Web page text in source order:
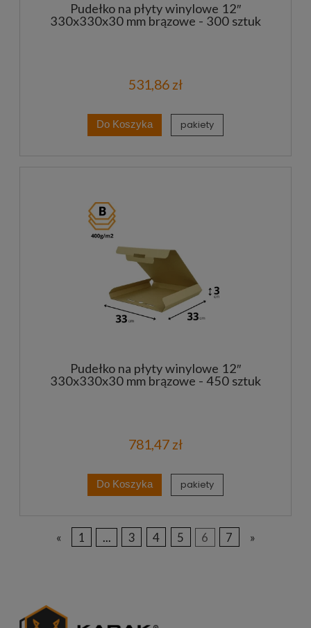
Pudełko na płyty winylowe 12″
330x330x30 mm brązowe - 300 sztuk
531,86 zł
Do Koszyka pakiety
Pudełko na płyty winylowe 12″
330x330x30 mm brązowe - 450 sztuk
781,47 zł
Do Koszyka pakiety
« 1 ... 3 4 5 6 7 »